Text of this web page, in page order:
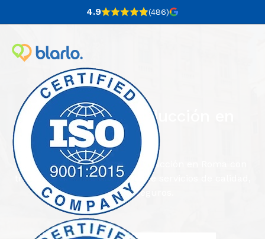
4.9 (486)
Agencia de traducción en
Roma
Blarlo es una agencia de traducción en Roma con
traductores nativos que ofrece servicios de calidad,
rápidos y seguros.